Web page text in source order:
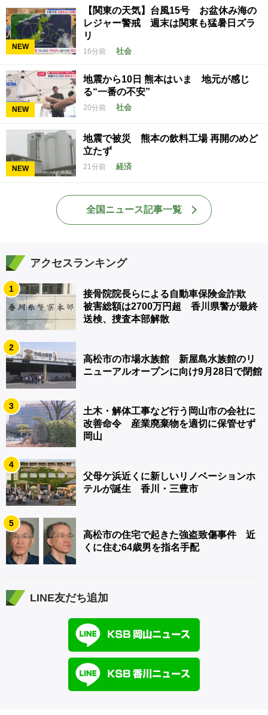
NEW
【関東の天気】台風15号 お盆休み海の
レジャー警戒 週末は関東も猛暑日ズラ
リ
16分前 社会
NEW
地震から10日 熊本はいま 地元が感じ
る“一番の不安”
20分前 社会
NEW
地震で被災 熊本の飲料工場 再開のめど
立たず
21分前 経済
全国ニュース記事一覧
アクセスランキング
1
接骨院院長らによる自動車保険金詐欺
被害総額は2700万円超 香川県警が最終
送検、捜査本部解散
2
高松市の市場水族館 新屋島水族館のリ
ニューアルオープンに向け9月28日で閉館
3
土木・解体工事など行う岡山市の会社に
改善命令 産業廃棄物を適切に保管せず
岡山
4
父母ケ浜近くに新しいリノベーションホ
テルが誕生 香川・三豊市
5
高松市の住宅で起きた強盗致傷事件 近
くに住む64歳男を指名手配
LINE友だち追加